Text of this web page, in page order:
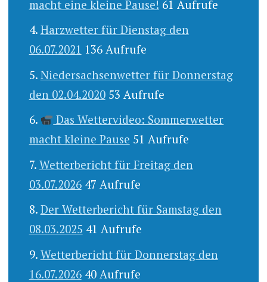
macht eine kleine Pause! 61 Aufrufe
Harzwetter für Dienstag den
06.07.2021 136 Aufrufe
Niedersachsenwetter für Donnerstag
den 02.04.2020 53 Aufrufe
Das Wettervideo: Sommerwetter
macht kleine Pause 51 Aufrufe
Wetterbericht für Freitag den
03.07.2026 47 Aufrufe
Der Wetterbericht für Samstag den
08.03.2025 41 Aufrufe
Wetterbericht für Donnerstag den
16.07.2026 40 Aufrufe